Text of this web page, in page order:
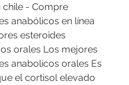
chile - Compre
anabólicos en línea
esteroides
orales Los mejores
anabolicos orales Es
el cortisol elevado